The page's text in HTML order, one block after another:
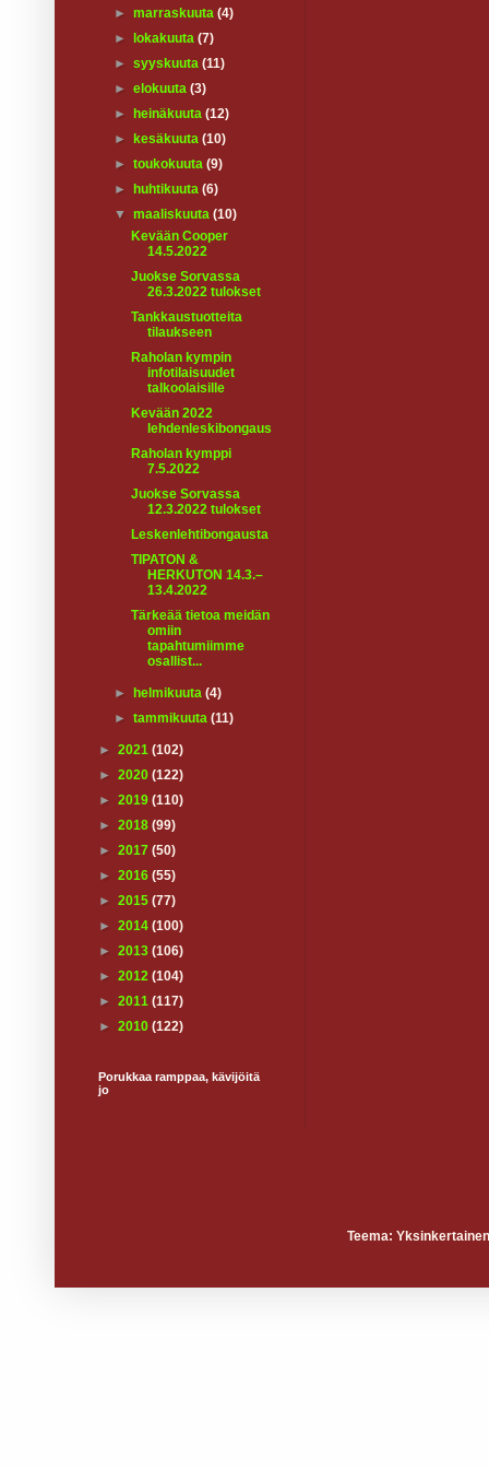
►marraskuuta(4)
►
lokakuuta(7)
►syyskuuta(11)
►elokuuta(3)
►
heinäkuuta(12)
►
kesäkuuta(10)
►toukokuuta(9)
►
huhtikuuta(6)
▼maaliskuuta(10)
Kevään Cooper
14.5.2022
Juokse Sorvassa
26.3.2022 tulokset
Tankkaustuotteita
tilaukseen
Raholan kympin
infotilaisuudet
talkoolaisille
Kevään 2022
lehdenleskibongaus
Raholan kymppi
7.5.2022
Juokse Sorvassa
12.3.2022 tulokset
Leskenlehtibongausta
TIPATON &
HERKUTON 14.3.–
13.4.2022
Tärkeää tietoa meidän
omiin
tapahtumiimme
osallist...
► helmikuuta(4)
►tammikuuta(11)
► 2021 (102)
► 2020 (122)
► 2019 (110)
► 2018 (99)
► 2017 (50)
► 2016 (55)
► 2015 (77)
► 2014 (100)
► 2013 (106)
► 2012 (104)
► 2011 (117)
► 2010 (122)
Porukkaa ramppaa, kävijöitä
jo
Teema: